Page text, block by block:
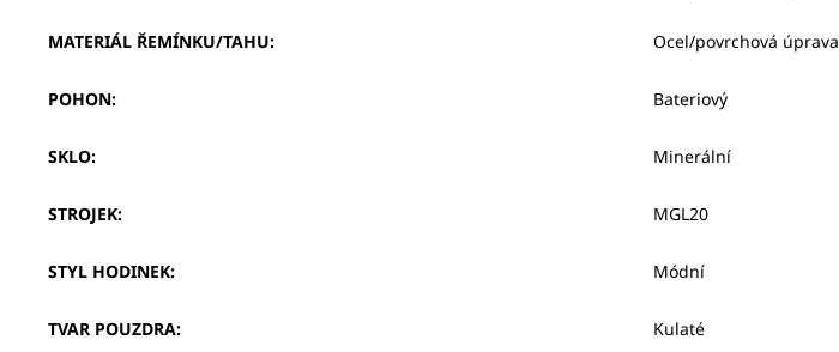
MATERIÁL ŘEMÍNKU/TAHU: Ocel/povrchová úprava
POHON: Bateriový
SKLO: Minerální
STROJEK: MGL20
STYL HODINEK: Módní
TVAR POUZDRA: Kulaté